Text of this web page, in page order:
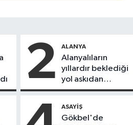
2 ALANYA
Alanyalıların
yıllardır beklediği
yol askıdan
döndü
ASAYIŞ
Gökbel'de